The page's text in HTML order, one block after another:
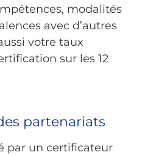
modalités
avec d’autres
votre taux
sur les 12
partenariats
par un certificateur